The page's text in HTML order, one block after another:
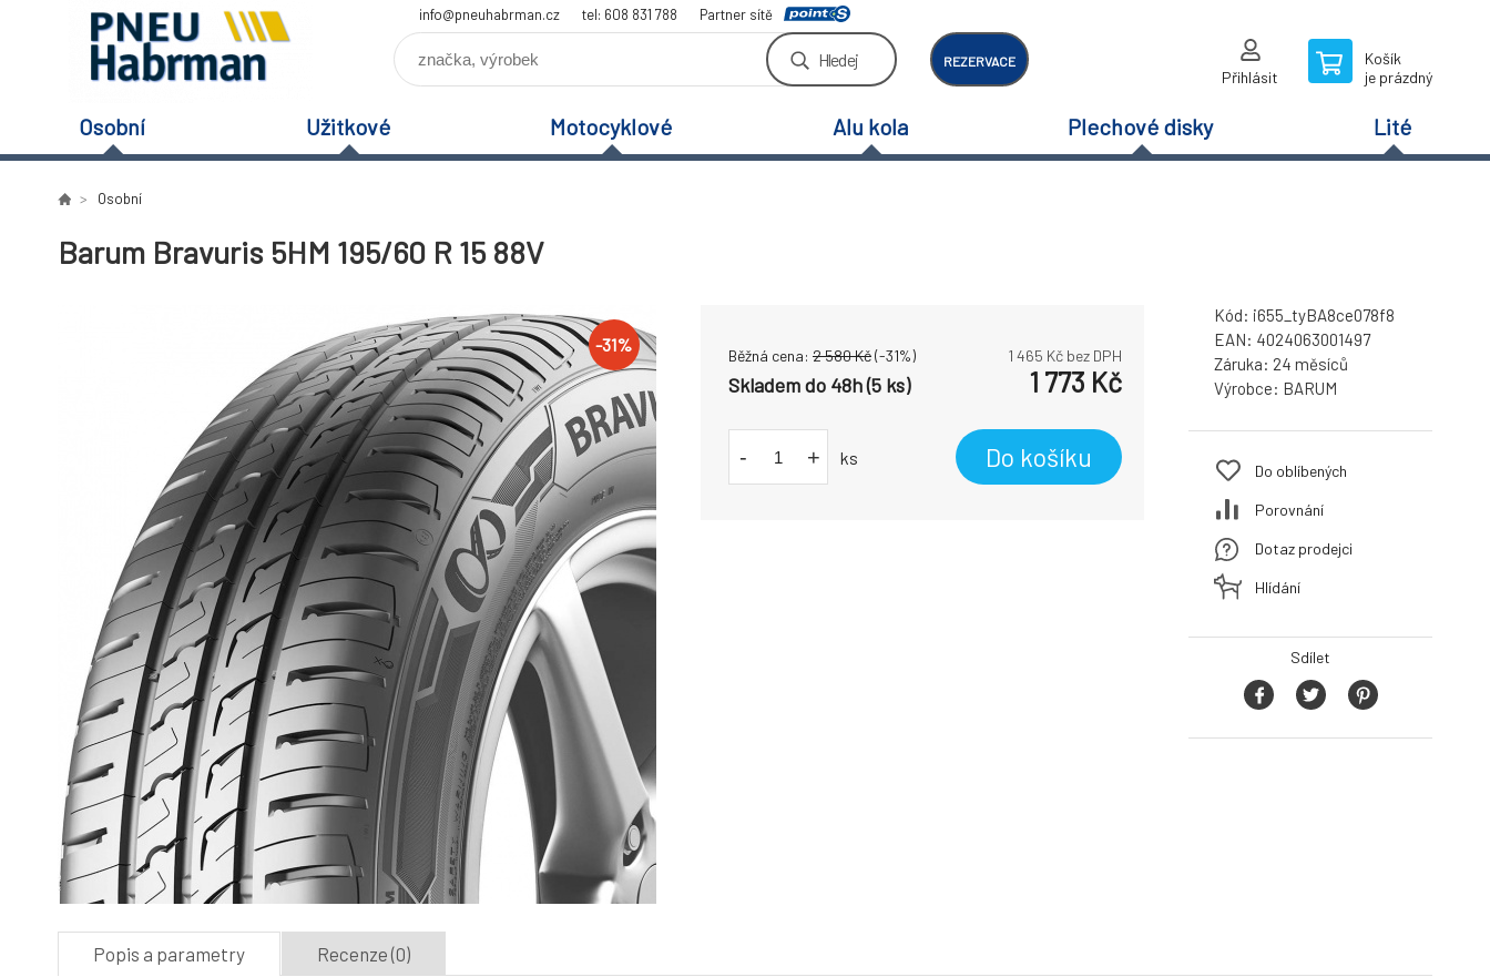
info@pneuhabrman.cz tel: 608 831 788 Partner sítě
Hledej REZERVACE
Přihlásit
Košík
je prázdný
Osobní Užitkové Motocyklové Alu kola Plechové disky Lité
Osobní
Barum Bravuris 5HM 195/60 R 15 88V
-31%
Běžná cena: 2 580Kč(-31%) 1 465 Kč bez DPH
Skladem do 48h (5 ks) 1 773 Kč
- + ks Do košíku
Kód: i655_tyBA8ce078f8
EAN: 4024063001497
Záruka: 24 měsíců
Výrobce: BARUM
Do oblíbených
Porovnání
Dotaz prodejci
Hlídání
Sdílet
Popis a parametry Recenze (0)